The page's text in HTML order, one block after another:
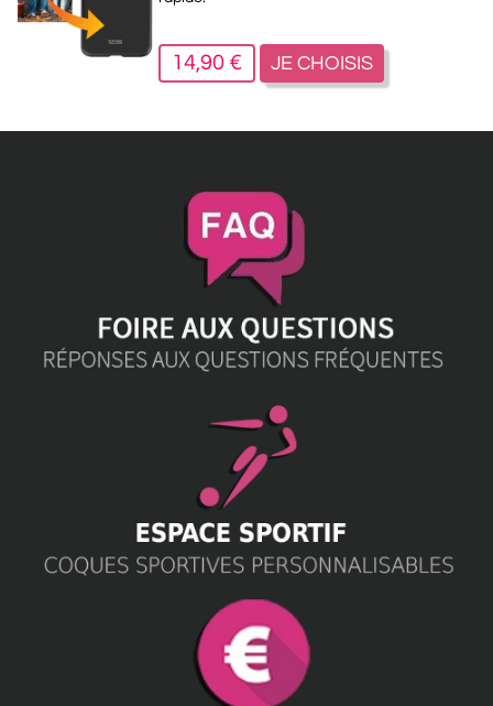
14,90 € JE CHOISIS